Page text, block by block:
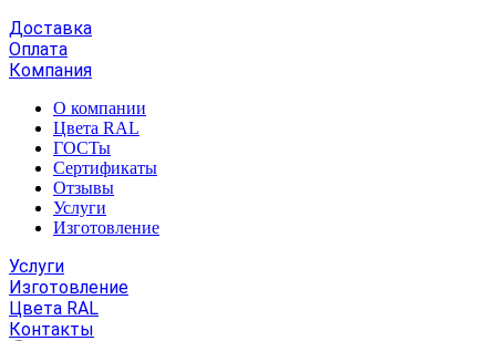
Доставка
Оплата
Компания
О компании
Цвета RAL
ГОСТы
Сертификаты
Отзывы
Услуги
Изготовление
Услуги
Изготовление
Цвета RAL
Контакты